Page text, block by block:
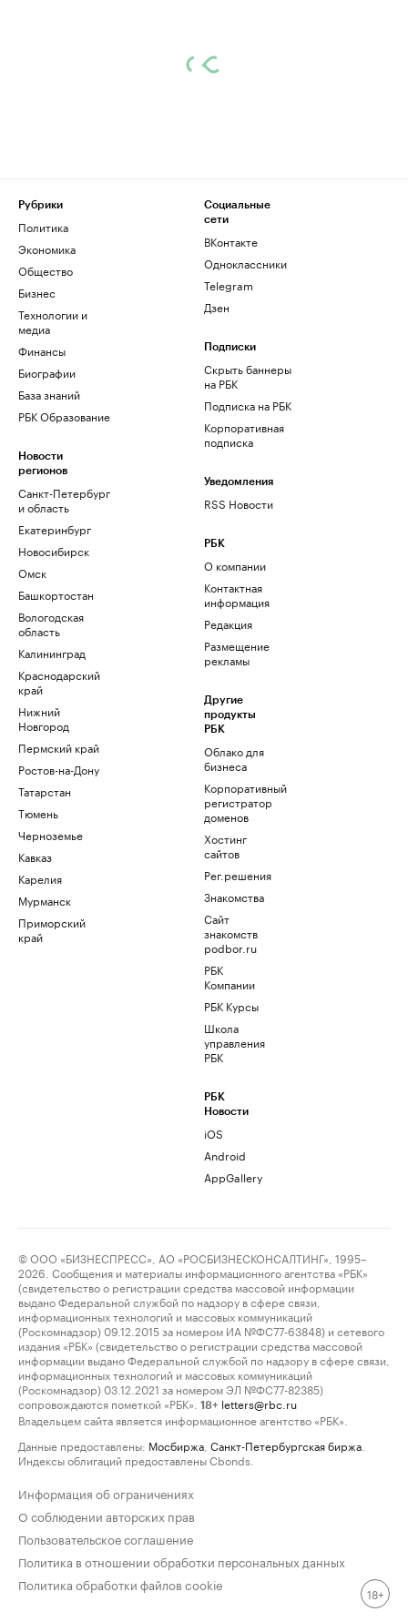
Рубрики
Политика
Экономика
Общество
Бизнес
Технологии и
медиа
Финансы
Биографии
База знаний
РБК Образование
Новости
регионов
Санкт-Петербург
и область
Екатеринбург
Новосибирск
Омск
Башкортостан
Вологодская
область
Калининград
Краснодарский
край
Нижний
Новгород
Пермский край
Ростов-на-Дону
Татарстан
Тюмень
Черноземье
Кавказ
Карелия
Мурманск
Приморский
край
Социальные
сети
ВКонтакте
Одноклассники
Telegram
Дзен
Подписки
Скрыть баннеры
на РБК
Подписка на РБК
Корпоративная
подписка
Уведомления
RSS Новости
РБК
О компании
Контактная
информация
Редакция
Размещение
рекламы
Другие
продукты
РБК
Облако для
бизнеса
Корпоративный
регистратор
доменов
Хостинг
сайтов
Рег.решения
Знакомства
Сайт
знакомств
podbor.ru
РБК
Компании
РБК Курсы
Школа
управления
РБК
РБК
Новости
iOS
Android
AppGallery
© ООО «БИЗНЕСПРЕСС», АО «РОСБИЗНЕСКОНСАЛТИНГ», 1995–
2026. Сообщения и материалы информационного агентства «РБК»
(свидетельство о регистрации средства массовой информации
выдано Федеральной службой по надзору в сфере связи,
информационных технологий и массовых коммуникаций
(Роскомнадзор) 09.12.2015 за номером ИА №ФС77-63848) и сетевого
издания «РБК» (свидетельство о регистрации средства массовой
информации выдано Федеральной службой по надзору в сфере связи,
информационных технологий и массовых коммуникаций
(Роскомнадзор) 03.12.2021 за номером ЭЛ №ФС77-82385)
сопровождаются пометкой «РБК».
18+ letters@rbc.ru
Владельцем сайта является информационное агентство «РБК».
Данные предоставлены: Мосбиржа Санкт-Петербургская биржа
Индексы облигаций предоставлены Cbonds.
Информация об ограничениях
О соблюдении авторских прав
Пользовательское соглашение
Политика в отношении обработки персональных данных
Политика обработки файлов cookie
18+